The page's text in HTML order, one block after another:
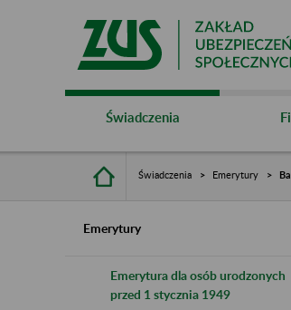
Świadczenia
Świadczenia Emerytury
Emerytury
Emerytura dla osób urodzonych
przed 1 stycznia 1949